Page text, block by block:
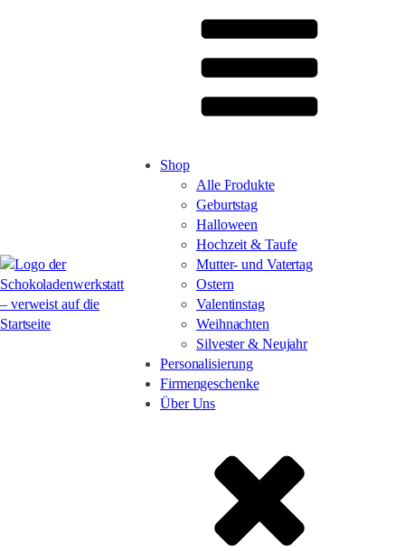
Shop
Alle Produkte
Geburtstag
Halloween
Hochzeit & Taufe
Mutter- und Vatertag
Ostern
Valentinstag
Weihnachten
Silvester & Neujahr
Personalisierung
Firmengeschenke
Über Uns